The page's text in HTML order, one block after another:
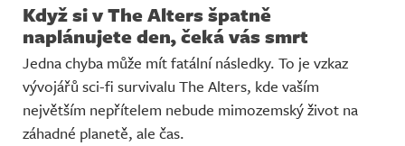
Když si v The Alters špatně
naplánujete den, čeká vás smrt
Jedna chyba může mít fatální následky. To je vzkaz
vývojářů sci-fi survivalu The Alters, kde vaším
největším nepřítelem nebude mimozemský život na
záhadné planetě, ale čas.